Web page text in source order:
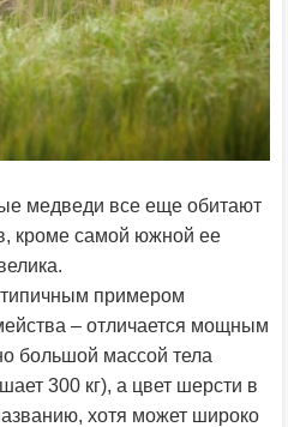
медведи все еще обитают
кроме самой южной ее
примером
– отличается мощным
большой массой тела
300 кг), а цвет шерсти в
хотя может широко